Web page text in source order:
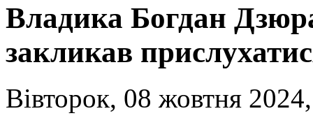
Владика Богдан
закликав
Вівторок, 08 жовтня